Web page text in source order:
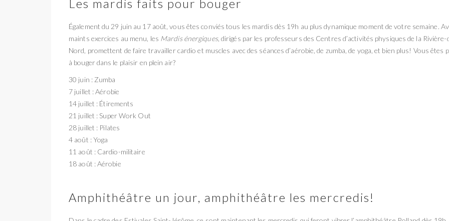
Les mardis faits pour bouger
Également du 29 juin au 17 août, vous êtes conviés tous les mardis dès 19h au plus dynamique moment de votre semaine.
maints exercices au menu, les Mardis énergiques, dirigés par les professeurs des Centres d’activités physiques de la Rivière-
Nord, promettent de faire travailler cardio et muscles avec des séances d’aérobie, de zumba, de yoga, et bien plus! Vous êtes
à bouger dans le plaisir en plein air?
30 juin : Zumba
7 juillet : Aérobie
14 juillet : Étirements
21 juillet : Super Work Out
28 juillet : Pilates
4 août : Yoga
11 août : Cardio-militaire
18 août : Aérobie
Amphithéâtre un jour, amphithéâtre les mercredis!